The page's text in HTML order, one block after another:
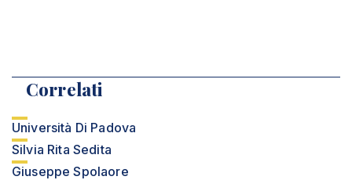
Correlati
Università Di Padova
Silvia Rita Sedita
Giuseppe Spolaore